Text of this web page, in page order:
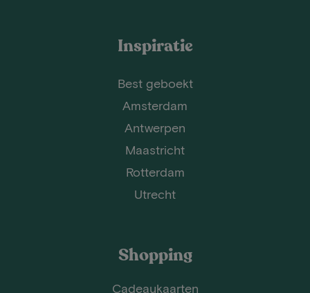
Inspiratie
Best geboekt
Amsterdam
Antwerpen
Maastricht
Rotterdam
Utrecht
Shopping
Cadeaukaarten